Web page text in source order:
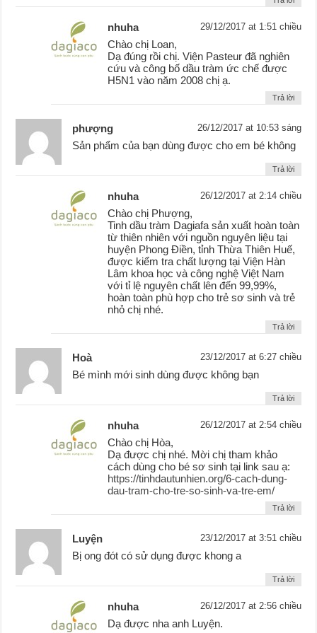
nhuha 29/12/2017 at 1:51 chiều
Chào chị Loan,
Dạ đúng rồi chị. Viện Pasteur đã nghiên
cứu và công bố dầu tràm ức chế được
H5N1 vào năm 2008 chị ạ.
Trả lời
phượng 26/12/2017 at 10:53 sáng
Sản phẩm của bạn dùng được cho em bé không
Trả lời
nhuha 26/12/2017 at 2:14 chiều
Chào chị Phượng,
Tinh dầu tràm Dagiafa sản xuất hoàn toàn
từ thiên nhiên với nguồn nguyên liệu tại
huyện Phong Điền, tỉnh Thừa Thiên Huế,
được kiểm tra chất lượng tại Viện Hàn
Lâm khoa học và công nghệ Việt Nam
với tỉ lệ nguyên chất lên đến 99,99%,
hoàn toàn phù hợp cho trẻ sơ sinh và trẻ
nhỏ chị nhé.
Trả lời
Hoà 23/12/2017 at 6:27 chiều
Bé mình mới sinh dùng được không bạn
Trả lời
nhuha 26/12/2017 at 2:54 chiều
Chào chị Hòa,
Dạ được chị nhé. Mời chị tham khảo
cách dùng cho bé sơ sinh tại link sau ạ:
https://tinhdautunhien.org/6-cach-dung-
dau-tram-cho-tre-so-sinh-va-tre-em/
Trả lời
Luyện 23/12/2017 at 3:51 chiều
Bị ong đót có sử dụng được khong a
Trả lời
nhuha 26/12/2017 at 2:56 chiều
Dạ được nha anh Luyện.